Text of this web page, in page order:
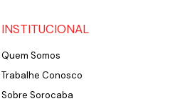
INSTITUCIONAL
Quem Somos
Trabalhe Conosco
Sobre Sorocaba